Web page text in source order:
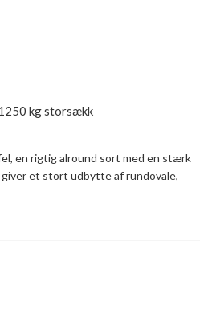
kg storsækk
en rigtig alround sort med en stærk
et stort udbytte af rundovale,